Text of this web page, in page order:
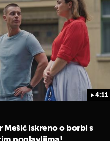
4:11
Mešić iskreno o borbi s